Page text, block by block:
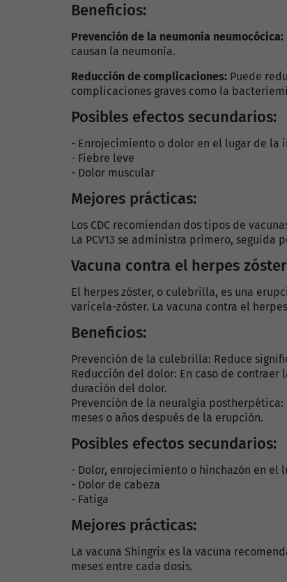
Beneficios:
Prevención de la neumonía neumocócica:
causan la neumonía.
Reducción de complicaciones: Puede
complicaciones graves como la
Posibles efectos secundarios:
- Enrojecimiento o dolor en el lugar de la
- Fiebre leve
- Dolor muscular
Mejores prácticas:
Los CDC recomiendan dos tipos de
La PCV13 se administra primero, seguida
Vacuna contra el herpes zóster
El herpes zóster, o culebrilla, es una
varicela-zóster. La vacuna contra el
Beneficios:
Prevención de la culebrilla: Reduce
Reducción del dolor: En caso de
duración del dolor.
Prevención de la neuralgia postherpética:
meses o años después de la erupción.
Posibles efectos secundarios:
- Dolor, enrojecimiento o hinchazón en el
- Dolor de cabeza
- Fatiga
Mejores prácticas:
La vacuna Shingrix es la vacuna
meses entre cada dosis.